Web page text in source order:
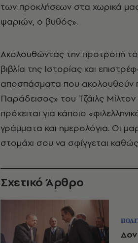
των προκλήσεων στα χωρικά μας
ψαριών, ο βυθός».
Ακολουθώντας την προτροπή
βιβλία της Ιστορίας και
αποσπάσματα που ακολουθούν
Παράδεισος» του Τζάιλς
πρόκειται για κάποιο
γράμματα και ημερολόγια. Οι
στομάχι σου να σφίγγεται
Σχετικό Άρθρο